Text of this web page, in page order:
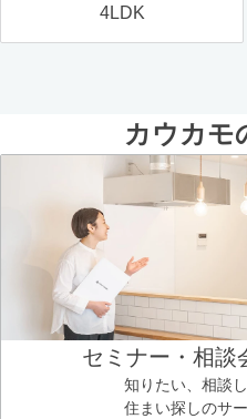
4LDK
カウカモ
セミナー・相談
知りたい、相談
住まい探しのサ